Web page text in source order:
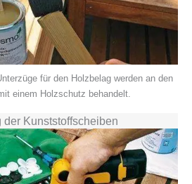
für den Holzbelag werden an den
einem Holzschutz behandelt.
Kunststoffscheiben